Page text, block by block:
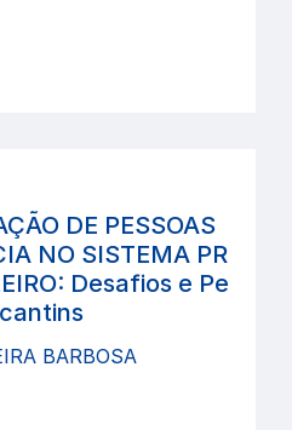
DE PESSOAS
NO SISTEMA PR
Desafios e Pe
BARBOSA